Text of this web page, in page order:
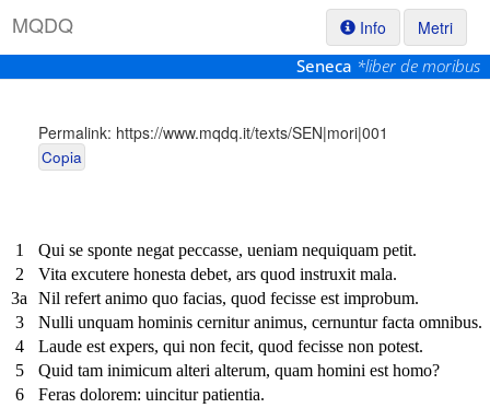
MQDQ Info
Metri
Seneca *liber de moribus
Permalink: https://www.mqdq.it/texts/SEN|mori|001
Copia
1
Qui se sponte negat peccasse, ueniam nequiquam petit.
2
Vita excutere honesta debet, ars quod instruxit mala.
3a
Nil refert animo quo facias, quod fecisse est improbum.
3
Nulli unquam hominis cernitur animus, cernuntur facta omnibus.
4
Laude est expers, qui non fecit, quod fecisse non potest.
5
Quid tam inimicum alteri alterum, quam homini est homo?
6
Feras dolorem: uincitur patientia.